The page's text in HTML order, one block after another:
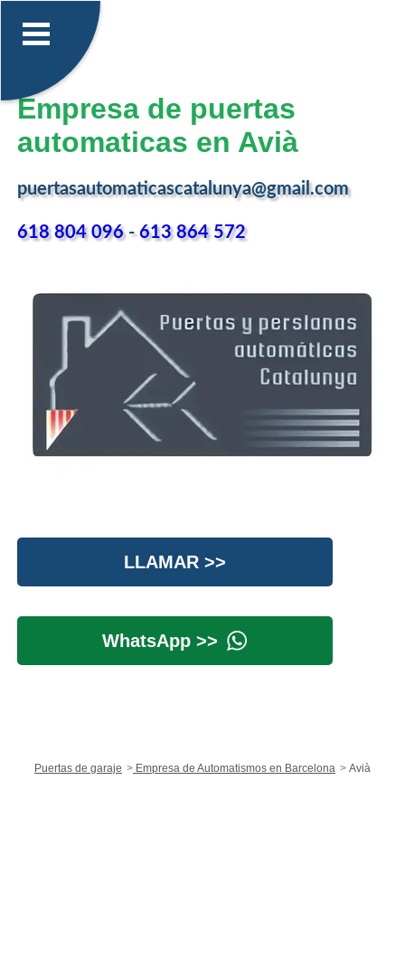
Empresa de puertas
automaticas en Avià
puertasautomaticascatalunya@gmail.com
618 804 096-613 864 572
LLAMAR >>
WhatsApp >>
Puertas de garaje Empresa de Automatismos en Barcelona Avià